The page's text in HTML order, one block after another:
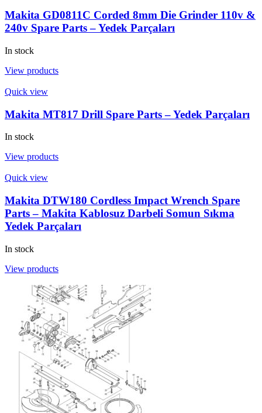
Makita GD0811C Corded 8mm Die Grinder 110v &
240v Spare Parts – Yedek Parçaları
In stock
View products
Quick view
Makita MT817 Drill Spare Parts – Yedek Parçaları
In stock
View products
Quick view
Makita DTW180 Cordless Impact Wrench Spare
Parts – Makita Kablosuz Darbeli Somun Sıkma
Yedek Parçaları
In stock
View products